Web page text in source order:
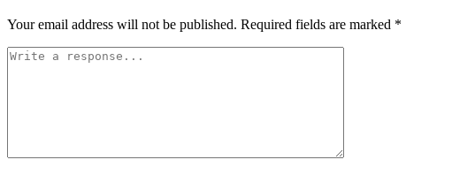
Your email address will not be published. Required fields are marked *